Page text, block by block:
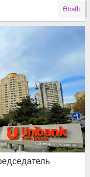
Ətraflı